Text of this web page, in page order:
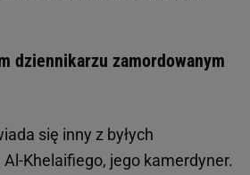
dziennikarzu zamordowanym
się inny z byłych
Khelaifiego, jego kamerdyner.